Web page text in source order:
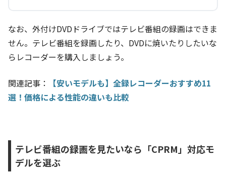
なお、外付けDVDドライブではテレビ番組の録画はできま
せん。テレビ番組を録画したり、DVDに焼いたりしたいな
らレコーダーを購入しましょう。
関連記事：
【安いモデルも】全録レコーダーおすすめ11
選！価格による性能の違いも比較
テレビ番組の録画を見たいなら「CPRM」対応モ
デルを選ぶ